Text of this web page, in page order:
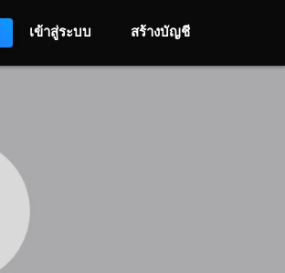
เข้าสู่ระบบ สร้างบัญชี